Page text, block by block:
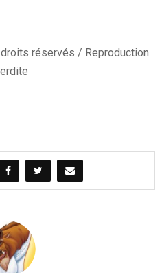
réservés / Reproduction